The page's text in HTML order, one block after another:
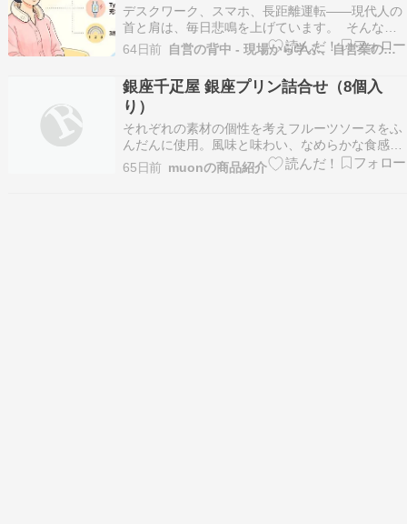
デスクワーク、スマホ、長距離運転——現代人の
首と肩は、毎日悲鳴を上げています。 そんな悩
みに応えるのが、USB Type-C充電式のコードレ
ス ネックケア。首にかけるだけで、ながらケアが
できる人気アイテムを、現場仕事と複数事業を回
す自営業者の視点で率直にレビューします。 ※
本…
64日前 自営の背中 - 現場から学ぶ、自営業のリアルレビュー
銀座千疋屋 銀座プリン詰合せ（8個入
り）
それぞれの素材の個性を考えフルーツソースをふ
んだんに使用。風味と味わい、なめらかな食感も
楽しんでいただけるプリンです。銀座千疋屋 銀座
プリン詰合せ（8個入り）［送料無料］［ポイン
65日前 muonの商品紹介